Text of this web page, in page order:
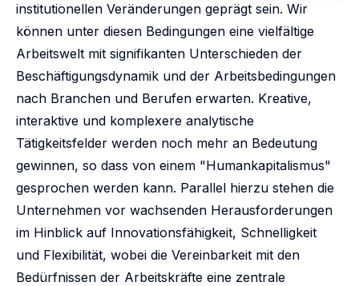
institutionellen Veränderungen geprägt sein. Wir
können unter diesen Bedingungen eine vielfältige
Arbeitswelt mit signifikanten Unterschieden der
Beschäftigungsdynamik und der Arbeitsbedingungen
nach Branchen und Berufen erwarten. Kreative,
interaktive und komplexere analytische
Tätigkeitsfelder werden noch mehr an Bedeutung
gewinnen, so dass von einem "Humankapitalismus"
gesprochen werden kann. Parallel hierzu stehen die
Unternehmen vor wachsenden Herausforderungen
im Hinblick auf Innovationsfähigkeit, Schnelligkeit
und Flexibilität, wobei die Vereinbarkeit mit den
Bedürfnissen der Arbeitskräfte eine zentrale